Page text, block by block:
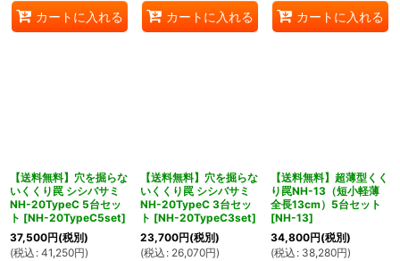
カートに入れる カートに入れる カートに入れる
【送料無料】穴を掘らな
いくくり罠 シシバサミ
NH-20TypeC 5台セッ
ト [NH-20TypeC5set]
37,500円(税別)
(税込 : 41,250円)
【送料無料】穴を掘らな
いくくり罠 シシバサミ
NH-20TypeC 3台セッ
ト [NH-20TypeC3set]
23,700円(税別)
(税込 : 26,070円)
【送料無料】超薄型くく
り罠NH-13（短小軽薄
全長13cm）5台セット
[NH-13]
34,800円(税別)
(税込 : 38,280円)